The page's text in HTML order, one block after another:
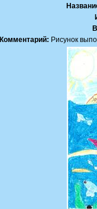
Комментарий: Рисунок